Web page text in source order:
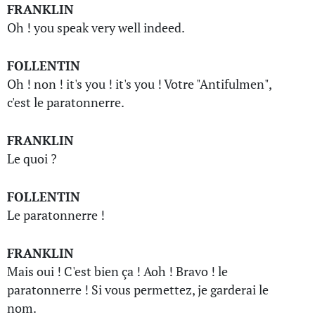
FRANKLIN
Oh ! you speak very well indeed.
FOLLENTIN
Oh ! non ! it's you ! it's you ! Votre "Antifulmen",
c'est le paratonnerre.
FRANKLIN
Le quoi ?
FOLLENTIN
Le paratonnerre !
FRANKLIN
Mais oui ! C'est bien ça ! Aoh ! Bravo ! le
paratonnerre ! Si vous permettez, je garderai le
nom.